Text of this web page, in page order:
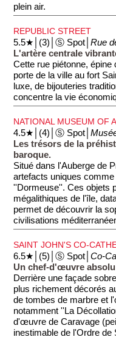
plein air.
REPUBLIC STREET
5.5★│(3)│Ⓢ Spot│Rue
L'artère centrale
Cette rue piétonne,
porte de la ville au fort
luxe, de bijouteries
concentre la vie
NATIONAL MUSEUM OF
4.5★│(4)│Ⓢ Spot│
Les trésors de la
baroque.
Situé dans l'Auberge de
artefacts uniques
''Dormeuse''. Ces objets
mégalithiques de l'île,
permet de découvrir la
civilisations
SAINT JOHN'S CO-
6.5★│(5)│Ⓢ Spot│Co-
Un chef-d'œuvre
Derrière une façade
plus richement décorés
de tombes de marbre et
notamment ''La
d'œuvre de Caravage
inestimable de l'Ordre de